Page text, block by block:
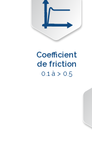
Coefficient
de friction
0.1 à > 0.5